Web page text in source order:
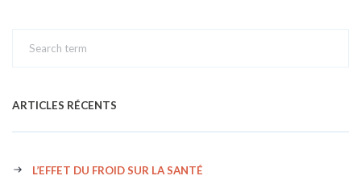
ARTICLES RÉCENTS
L’EFFET DU FROID SUR LA SANTÉ